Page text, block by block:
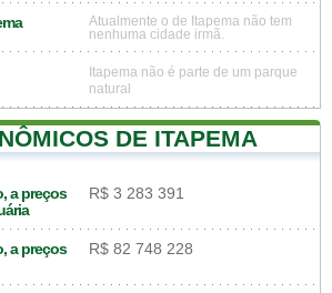
Atualmente o de Itapema não tem
nenhuma cidade irmã.
Itapema não é parte de um parque
natural
DE ITAPEMA
a preços
R$ 3 283 391
a preços
R$ 82 748 228